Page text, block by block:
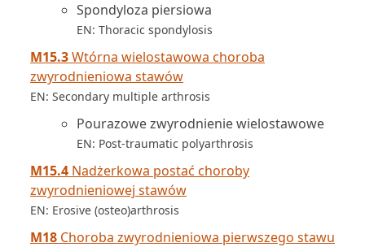
Spondyloza piersiowa
EN: Thoracic spondylosis
M15.3Wtórna wielostawowa choroba
zwyrodnieniowa stawów
EN: Secondary multiple arthrosis
Pourazowe zwyrodnienie wielostawowe
EN: Post-traumatic polyarthrosis
M15.4 Nadżerkowa postać choroby
zwyrodnieniowej stawów
EN: Erosive (osteo)arthrosis
M18 Choroba zwyrodnieniowa pierwszego stawu